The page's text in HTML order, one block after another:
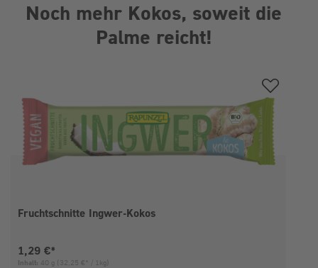
Noch mehr Kokos, soweit die
Palme reicht!
Fruchtschnitte Ingwer-Kokos
Aktueller Preis:
1,29 €*
Inhalt: 40 g (32,25 €* / 1kg)